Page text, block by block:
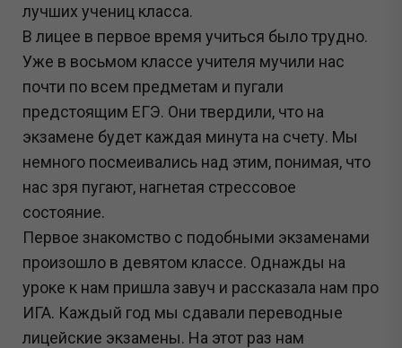
лучших учениц класса.
В лицее в первое время учиться было трудно.
Уже в восьмом классе учителя мучили нас
почти по всем предметам и пугали
предстоящим ЕГЭ. Они твердили, что на
экзамене будет каждая минута на счету. Мы
немного посмеивались над этим, понимая, что
нас зря пугают, нагнетая стрессовое
состояние.
Первое знакомство с подобными экзаменами
произошло в девятом классе. Однажды на
уроке к нам пришла завуч и рассказала нам про
ИГА. Каждый год мы сдавали переводные
лицейские экзамены. На этот раз нам